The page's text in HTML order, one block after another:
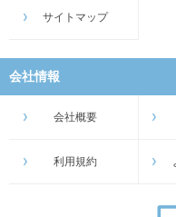
サイトマップ
会社情報
会社概要
利用規約